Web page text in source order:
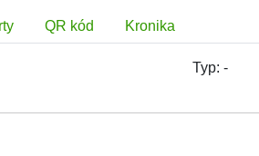
QR kód Kronika
Typ: -